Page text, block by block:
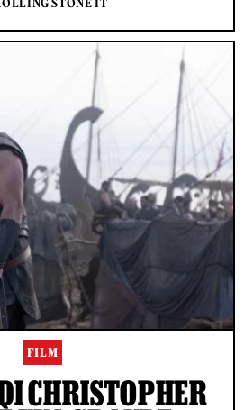
STONE IT
FILM
DI CHRISTOPHER